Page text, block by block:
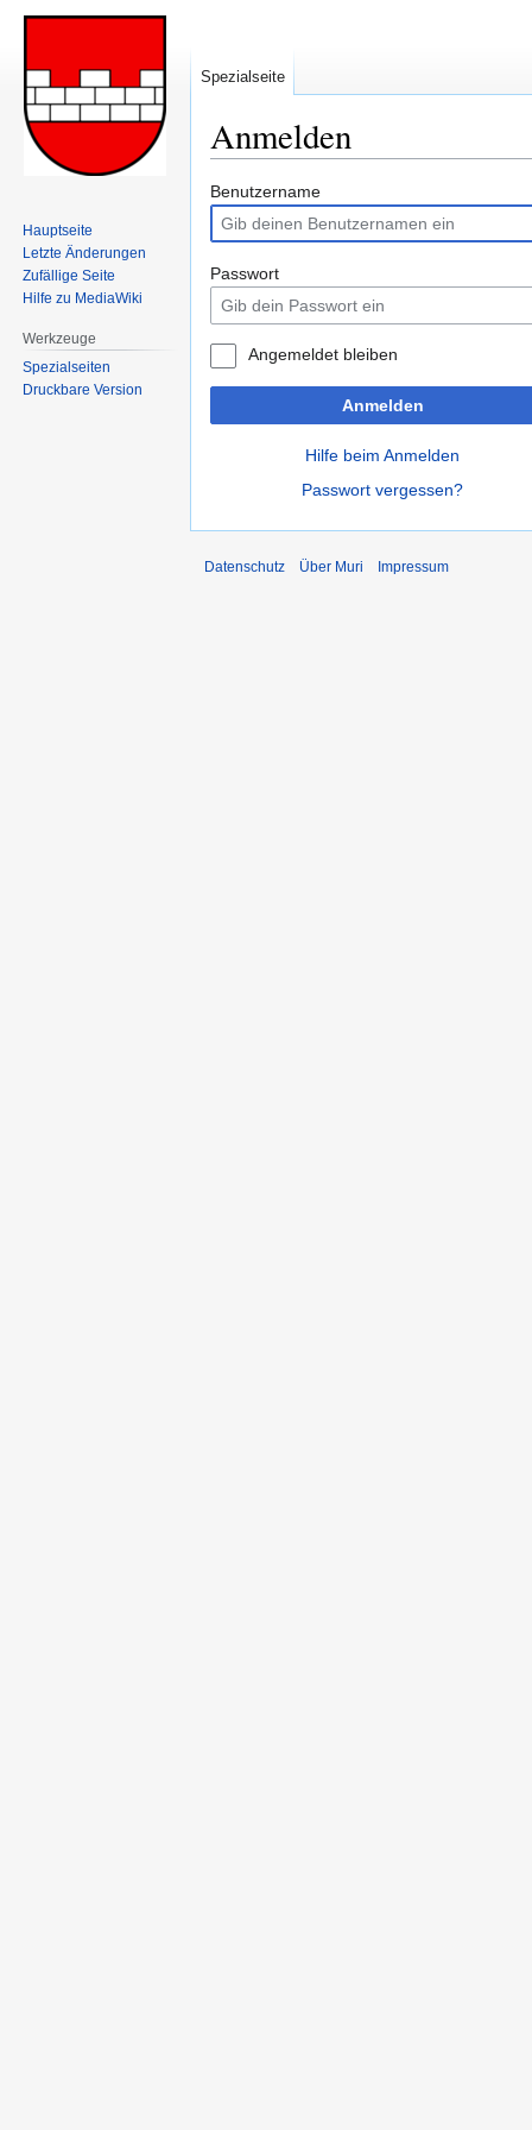
Anmelden
Zur
Navigation
springen
Zur
Suche
springen
Benutzername
Passwort
Angemeldet bleiben
Anmelden
Hilfe beim Anmelden
Passwort vergessen?
Spezialseite
Hauptseite
Letzte Änderungen
Zufällige Seite
Hilfe zu MediaWiki
Werkzeuge
Spezialseiten
Druckbare Version
Datenschutz Über Muri Impressum